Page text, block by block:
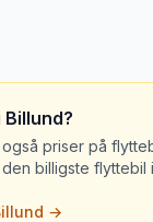
Billund?
også priser på
billigste flyttebil i
→